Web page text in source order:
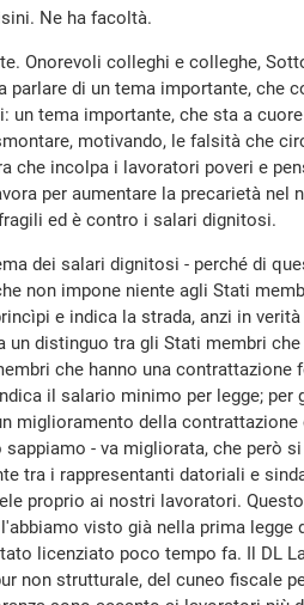
Ne ha facoltà.
Onorevoli colleghi e colleghe,
di un tema importante, che
un tema importante, che sta a
motivando, le falsità che
che incolpa i lavoratori poveri e
per aumentare la precarietà nel
ed è contro i salari dignitosi.
dei salari dignitosi - perché di
non impone niente agli Stati
e indica la strada, anzi in verità
un distinguo tra gli Stati membri che
che hanno una contrattazione
il salario minimo per legge; per
miglioramento della contrattazione
- va migliorata, che però
tra i rappresentanti datoriali e
proprio ai nostri lavoratori.
visto già nella prima legge
licenziato poco tempo fa. Il DL
non strutturale, del cuneo fiscale